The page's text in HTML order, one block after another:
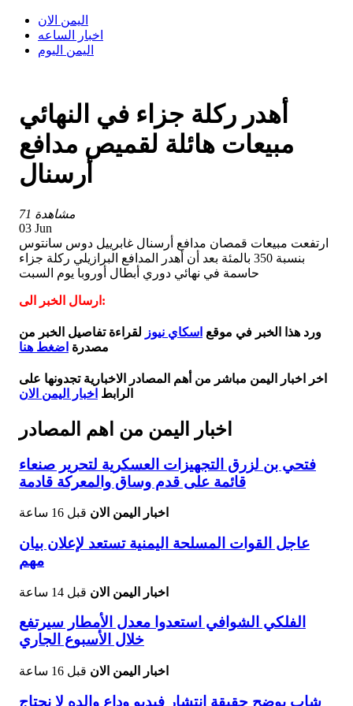
اليمن الان
اخبار الساعه
اليمن اليوم
أهدر ركلة جزاء في النهائي
مبيعات هائلة لقميص مدافع
أرسنال
71 مشاهدة
03 Jun
ارتفعت مبيعات قمصان مدافع أرسنال غابرييل دوس سانتوس
بنسبة 350 بالمئة بعد أن أهدر المدافع البرازيلي ركلة جزاء
حاسمة في نهائي دوري أبطال أوروبا يوم السبت
ارسال الخبر الى:
ورد هذا الخبر في موقع اسكاي نيوز لقراءة تفاصيل الخبر من
مصدرة اضغط هنا
اخر اخبار اليمن مباشر من أهم المصادر الاخبارية تجدونها على
الرابط اخبار اليمن الان
اخبار اليمن من اهم المصادر
فتحي بن لزرق التجهيزات العسكرية لتحرير صنعاء
قائمة على قدم وساق والمعركة قادمة
اخبار اليمن الان قبل 16 ساعة
عاجل القوات المسلحة اليمنية تستعد لإعلان بيان
مهم
اخبار اليمن الان قبل 14 ساعة
الفلكي الشوافي استعدوا معدل الأمطار سيرتفع
خلال الأسبوع الجاري
اخبار اليمن الان قبل 16 ساعة
شاب يوضح حقيقة انتشار فيديو وداع والده لا نحتاج